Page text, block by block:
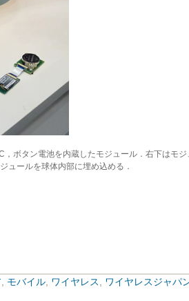
ボタン電池を内蔵したモジュール．右下はモジ
ュールを球体内部に埋め込める．
モバイル ワイヤレス ワイヤレスジャパ